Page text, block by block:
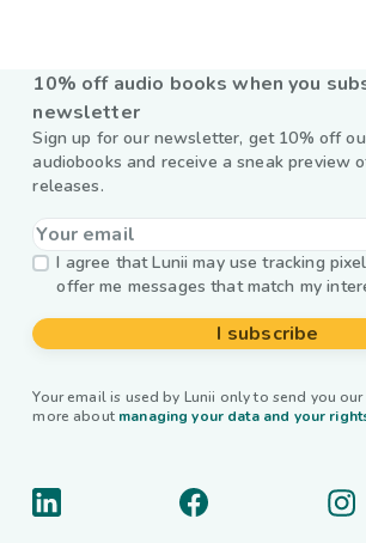
10% off audio books when you
newsletter
Sign up for our newsletter, get 10% off
audiobooks and receive a sneak preview
releases.
I agree that Lunii may use tracking
offer me messages that match my
I subscribe
Your email is used by Lunii only to send you
more about managing your data and your